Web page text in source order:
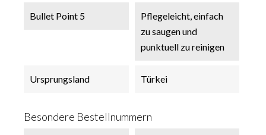
Bullet Point 5
Pflegeleicht, einfach
zu saugen und
punktuell zu reinigen
Ursprungsland Türkei
Besondere Bestellnummern